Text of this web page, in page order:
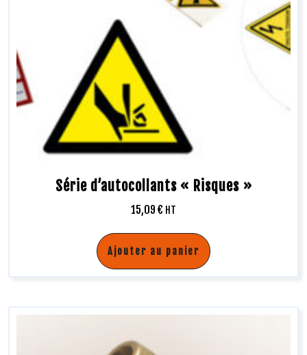
Série d’autocollants « Risques »
15,09 € HT
Ajouter au panier